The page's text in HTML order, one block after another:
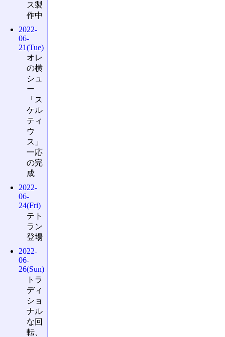
ス製
作中
2022-
06-
21(Tue)
オレ
の横
シュ
ー
「ス
ケル
ティ
ウ
ス」
一応
の完
成
2022-
06-
24(Fri)
テト
ラン
登場
2022-
06-
26(Sun)
トラ
ディ
ショ
ナル
な回
転、